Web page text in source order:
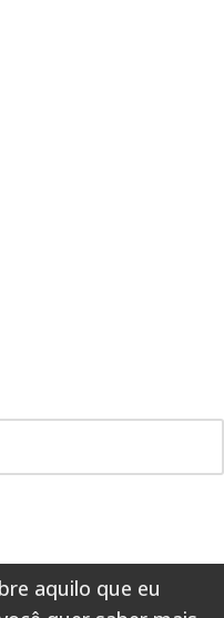
aquilo que eu